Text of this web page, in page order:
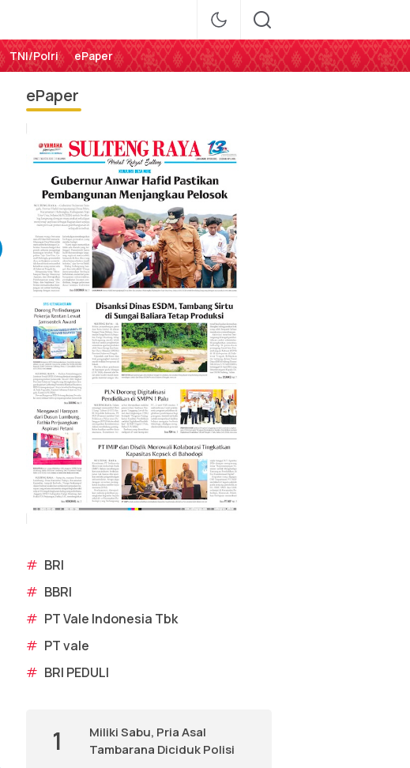
TNI/Polri ePaper
ePaper
# BRI
# BBRI
# PT Vale Indonesia Tbk
# PT vale
# BRI PEDULI
1
Miliki Sabu, Pria Asal
Tambarana Diciduk Polisi